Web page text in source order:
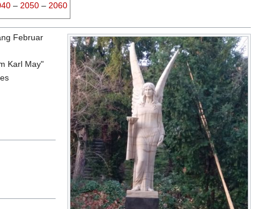
– 2050– 2060
Februar
Karl May"